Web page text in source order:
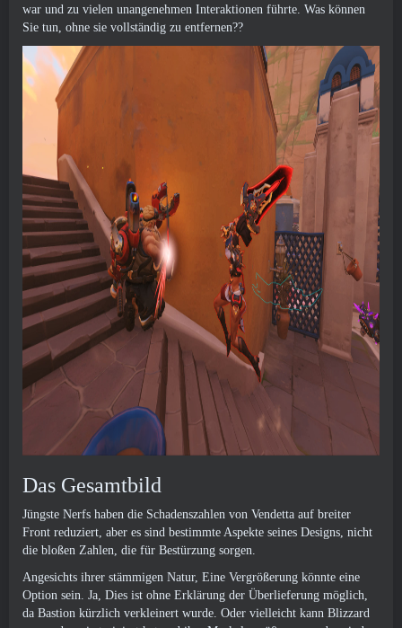
war und zu vielen unangenehmen Interaktionen führte. Was können
Sie tun, ohne sie vollständig zu entfernen??
Das Gesamtbild
Jüngste Nerfs haben die Schadenszahlen von Vendetta auf breiter
Front reduziert, aber es sind bestimmte Aspekte seines Designs, nicht
die bloßen Zahlen, die für Bestürzung sorgen.
Angesichts ihrer stämmigen Natur, Eine Vergrößerung könnte eine
Option sein. Ja, Dies ist ohne Erklärung der Überlieferung möglich,
da Bastion kürzlich verkleinert wurde. Oder vielleicht kann Blizzard